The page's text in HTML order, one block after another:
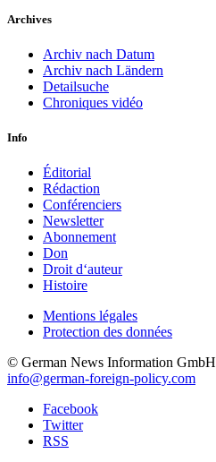
Archives
Archiv nach Datum
Archiv nach Ländern
Detailsuche
Chroniques vidéo
Info
Éditorial
Rédaction
Conférenciers
Newsletter
Abonnement
Don
Droit d‘auteur
Histoire
Mentions légales
Protection des données
© German News Information GmbH
info@german-foreign-policy.com
Facebook
Twitter
RSS